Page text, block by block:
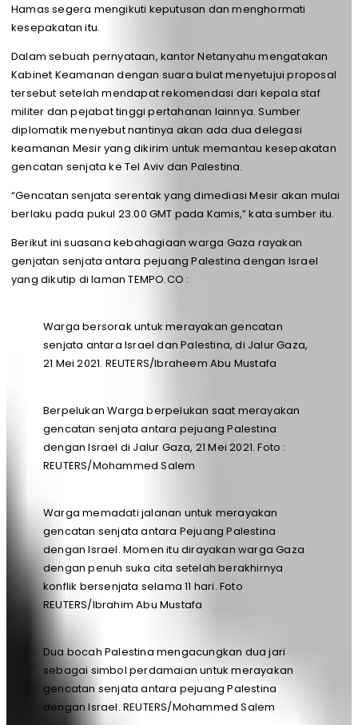
Hamas segera mengikuti keputusan dan menghormati
kesepakatan itu.
Dalam sebuah pernyataan, kantor Netanyahu mengatakan
Kabinet Keamanan dengan suara bulat menyetujui proposal
tersebut setelah mendapat rekomendasi dari kepala staf
militer dan pejabat tinggi pertahanan lainnya. Sumber
diplomatik menyebut nantinya akan ada dua delegasi
keamanan Mesir yang dikirim untuk memantau kesepakatan
gencatan senjata ke Tel Aviv dan Palestina.
“Gencatan senjata serentak yang dimediasi Mesir akan mulai
berlaku pada pukul 23.00 GMT pada Kamis,” kata sumber itu.
Berikut ini suasana kebahagiaan warga Gaza rayakan
genjatan senjata antara pejuang Palestina dengan Israel
yang dikutip di laman TEMPO.CO :
Warga bersorak untuk merayakan gencatan
senjata antara Israel dan Palestina, di Jalur Gaza,
21 Mei 2021. REUTERS/Ibraheem Abu Mustafa
Berpelukan Warga berpelukan saat merayakan
gencatan senjata antara pejuang Palestina
dengan Israel di Jalur Gaza, 21 Mei 2021. Foto :
REUTERS/Mohammed Salem
Warga memadati jalanan untuk merayakan
gencatan senjata antara Pejuang Palestina
dengan Israel. Momen itu dirayakan warga Gaza
dengan penuh suka cita setelah berakhirnya
konflik bersenjata selama 11 hari. Foto
REUTERS/Ibrahim Abu Mustafa
Dua bocah Palestina mengacungkan dua jari
sebagai simbol perdamaian untuk merayakan
gencatan senjata antara pejuang Palestina
dengan Israel. REUTERS/Mohammed Salem